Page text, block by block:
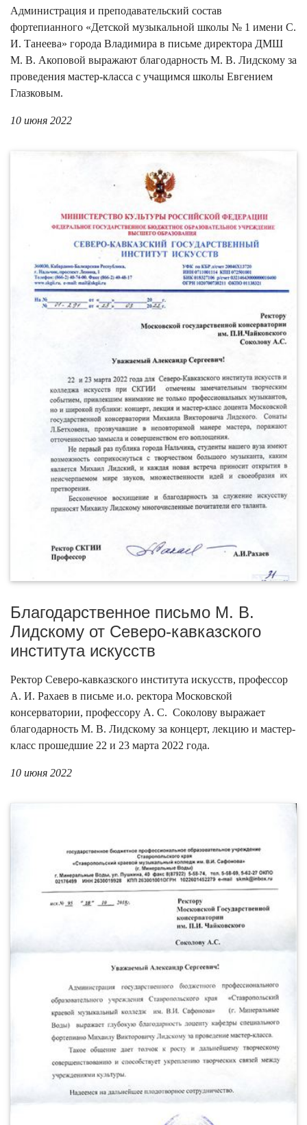
Администрация и преподавательский состав
фортепианного «Детской музыкальной школы № 1 имени С.
И. Танеева» города Владимира в письме директора ДМШ
М. В. Акоповой выражают благодарность М. В. Лидскому за
проведения мастер-класса с учащимся школы Евгением
Глазковым.
10 июня 2022
Благодарственное письмо М. В.
Лидскому от Северо-кавказского
института искусств
Ректор Северо-кавказского института искусств, профессор
А. И. Рахаев в письме и.о. ректора Московской
консерватории, профессору А. С. Соколову выражает
благодарность М. В. Лидскому за концерт, лекцию и мастер-
класс прошедшие 22 и 23 марта 2022 года.
10 июня 2022